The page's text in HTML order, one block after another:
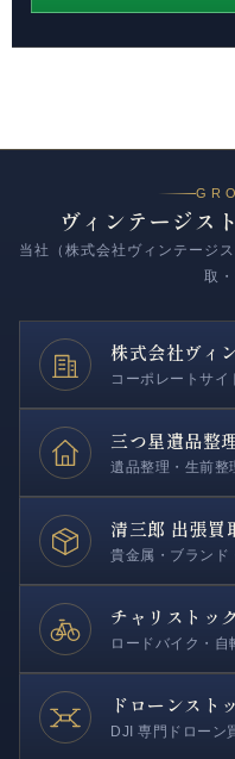
ヴィンテージス
当社（株式会社ヴィンテージ
取
株式会社ヴィ
コーポレートサイ
三つ星遺品整
遺品整理・生前整
清三郎 出張買
貴金属・ブランド
チャリストック
ロードバイク・自
ドローンスト
DJI 専門ドローン